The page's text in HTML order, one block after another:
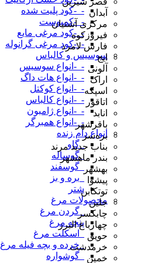
-_-کود پلیت شده
-_-کمپوست
-_-کود مرغی مایع
-_-کود مرغی گرانوله
سوسیس و کالباس
-_-انواع سوسیس
-_-انواع هات داگ
-_-انواع کوکتل
-_-انواع کالباس
-_-انواع ژامبون
-_-انواع همبرگر
انواع دام زنده
_گاو
_گوساله
_گوسفند
_بره و بز
شتر
محصولات مرغ
_گردن مرغ
پنجه مرغ
_اسکلت مرغ
_خرده و بچه فیله مرغ
_گوشواره
آبدان
مرکزی آشتیان
فیروزکوه
فارس لامرد
ایج
آلونی
اراک
اسپکه
اتاقور
انابد
باقرشهر
بره‌سر
بناب جدید مرند
بندر ماهشهر
بهشهر
پیشوا
توتکابن
جلین
چابکسر
چهارباغ البرز
حویق
خرمدشت
خمین